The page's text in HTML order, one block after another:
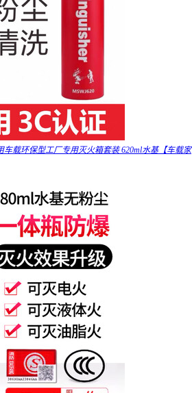
载环保型工厂专用灭火箱套装 620ml水基【车载家